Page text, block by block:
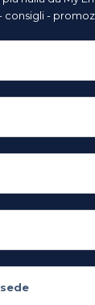
consigli -